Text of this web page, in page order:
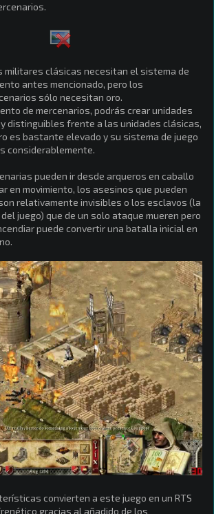
militares clásicas necesitan el sistema de
antes mencionado, pero los
sólo necesitan oro.
de mercenarios, podrás crear unidades
distinguibles frente a las unidades clásicas,
es bastante elevado y su sistema de juego
considerablemente.
pueden ir desde arqueros en caballo
en movimiento, los asesinos que pueden
relativamente invisibles o los esclavos (la
juego) que de un solo ataque mueren pero
puede convertir una batalla inicial en
convierten a este juego en un RTS
gracias al añadido de los